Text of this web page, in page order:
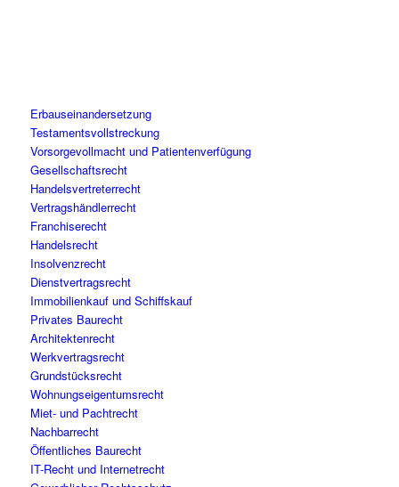
Erbauseinandersetzung
Testamentsvollstreckung
Vorsorgevollmacht und Patientenverfügung
Gesellschaftsrecht
Handelsvertreterrecht
Vertragshändlerrecht
Franchiserecht
Handelsrecht
Insolvenzrecht
Dienstvertragsrecht
Immobilienkauf und Schiffskauf
Privates Baurecht
Architektenrecht
Werkvertragsrecht
Grundstücksrecht
Wohnungseigentumsrecht
Miet- und Pachtrecht
Nachbarrecht
Öffentliches Baurecht
IT-Recht und Internetrecht